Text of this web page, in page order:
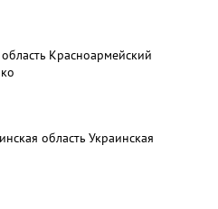
Красноармейский
область Украинская